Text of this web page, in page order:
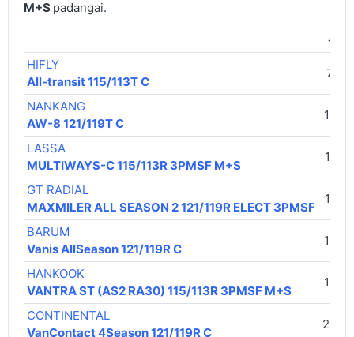
M+S padangai.
€ /
HIFLY
All-transit 115/113T C
NANKANG
AW-8 121/119T C
LASSA
MULTIWAYS-C 115/113R 3PMSF M+S
GT RADIAL
MAXMILER ALL SEASON 2 121/119R ELECT 3PMSF
BARUM
Vanis AllSeason 121/119R C
HANKOOK
VANTRA ST (AS2 RA30) 115/113R 3PMSF M+S
CONTINENTAL
VanContact 4Season 121/119R C